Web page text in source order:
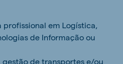
profissional em Logística,
de Informação ou
de transportes e/ou